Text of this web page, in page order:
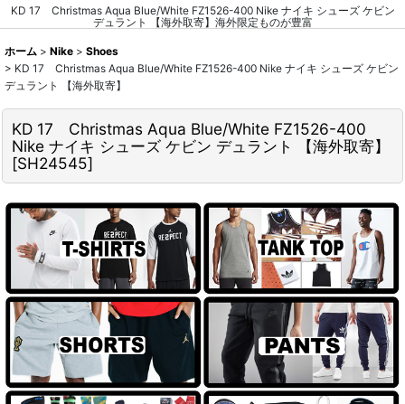
KD 17 Christmas Aqua Blue/White FZ1526-400 Nike ナイキ シューズ ケビン
デュラント 【海外取寄】海外限定ものが豊富
ホーム > Nike > Shoes
> KD 17 Christmas Aqua Blue/White FZ1526-400 Nike ナイキ シューズ ケビン
デュラント 【海外取寄】
KD 17 Christmas Aqua Blue/White FZ1526-400
Nike ナイキ シューズ ケビン デュラント 【海外取寄】
[SH24545]